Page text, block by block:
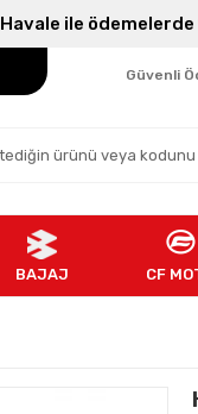
Havale ile ödemelerde
Parçanızın
Güvenli
BAJAJ CF